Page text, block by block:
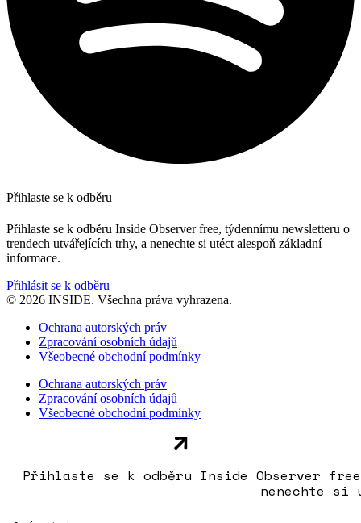
Přihlaste se k odběru
Přihlaste se k odběru Inside Observer free, týdennímu newsletteru o
trendech utvářejících trhy, a nenechte si utéct alespoň základní
informace.
Přihlásit se k odběru
© 2026 INSIDE. Všechna práva vyhrazena.
Ochrana autorských práv
Zpracování osobních údajů
Všeobecné obchodní podmínky
Ochrana autorských práv
Zpracování osobních údajů
Všeobecné obchodní podmínky
Přihlaste se k odběru Inside Observer
nenechte si